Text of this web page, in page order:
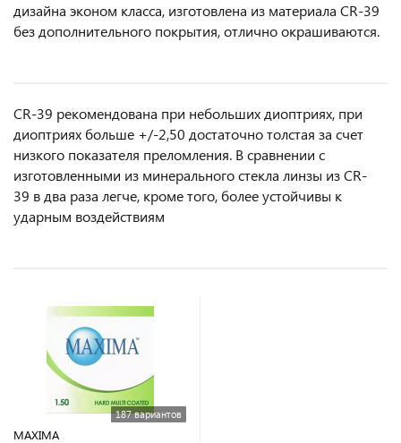
дизайна эконом класса, изготовлена из материала CR-39
без дополнительного покрытия, отлично окрашиваются.
CR-39 рекомендована при небольших диоптриях, при
диоптриях больше +/-2,50 достаточно толстая за счет
низкого показателя преломления. В сравнении с
изготовленными из минерального стекла линзы из CR-
39 в два раза легче, кроме того, более устойчивы к
ударным воздействиям
187 вариантов
MAXIMA